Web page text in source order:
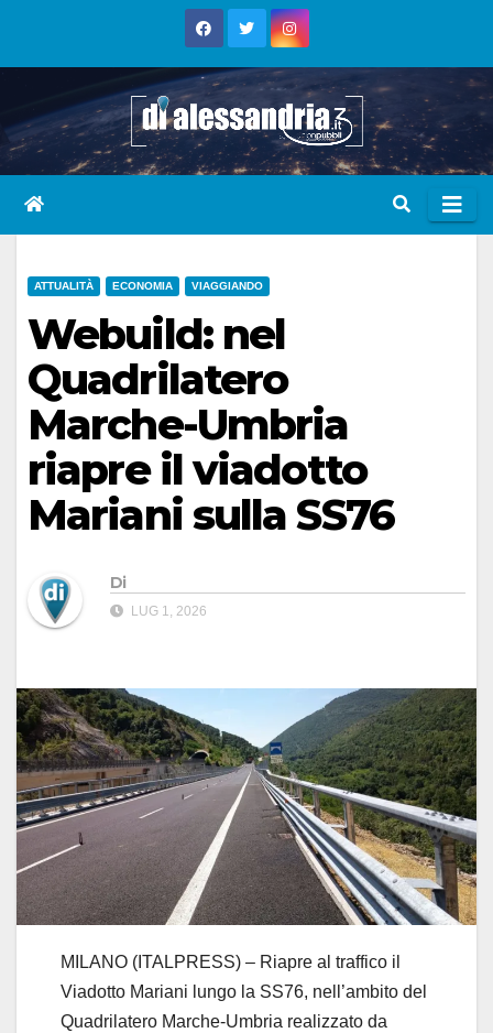
ATTUALITÀ ECONOMIA VIAGGIANDO
Webuild: nel
Quadrilatero
Marche-Umbria
riapre il viadotto
Mariani sulla SS76
Di
LUG 1, 2026
MILANO (ITALPRESS) – Riapre al traffico il
Viadotto Mariani lungo la SS76, nell’ambito del
Quadrilatero Marche-Umbria realizzato da